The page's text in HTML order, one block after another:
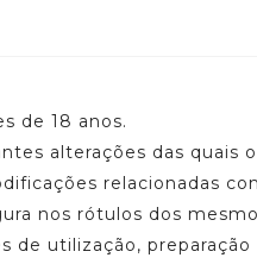
de 18 anos.
alterações das
relacionadas
nos rótulos dos
utilização,